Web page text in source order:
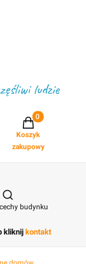
ludzie
Projekty w
Koszyk
zakupowy
Otwórz
budynku
kliknij kontakt